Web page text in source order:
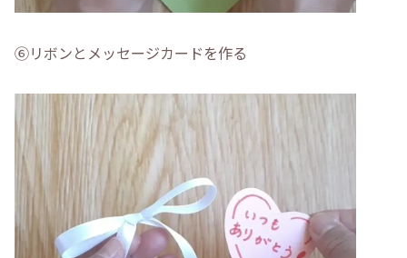
⑥リボンとメッセージカードを作る